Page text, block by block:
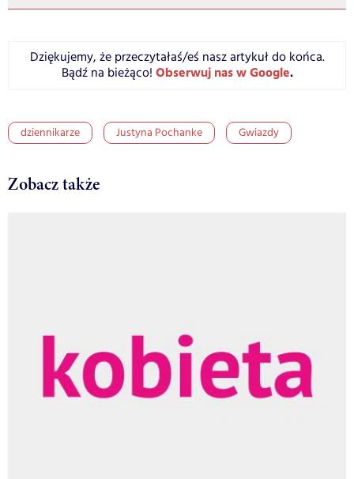
Dziękujemy, że przeczytałaś/eś nasz artykuł do końca.
Bądź na bieżąco! Obserwuj nas w Google.
dziennikarze Justyna Pochanke Gwiazdy
Zobacz także